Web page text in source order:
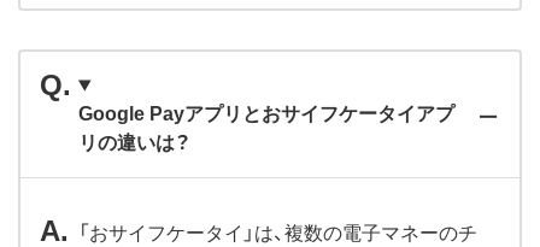
Google Payアプリとおサイフケータイアプ
リの違いは？
「おサイフケータイ」は、複数の電子マネーのチ